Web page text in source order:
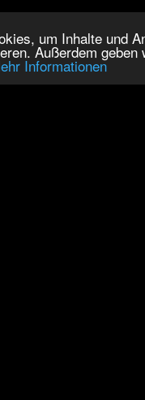
um Inhalte und
Außerdem
Informationen